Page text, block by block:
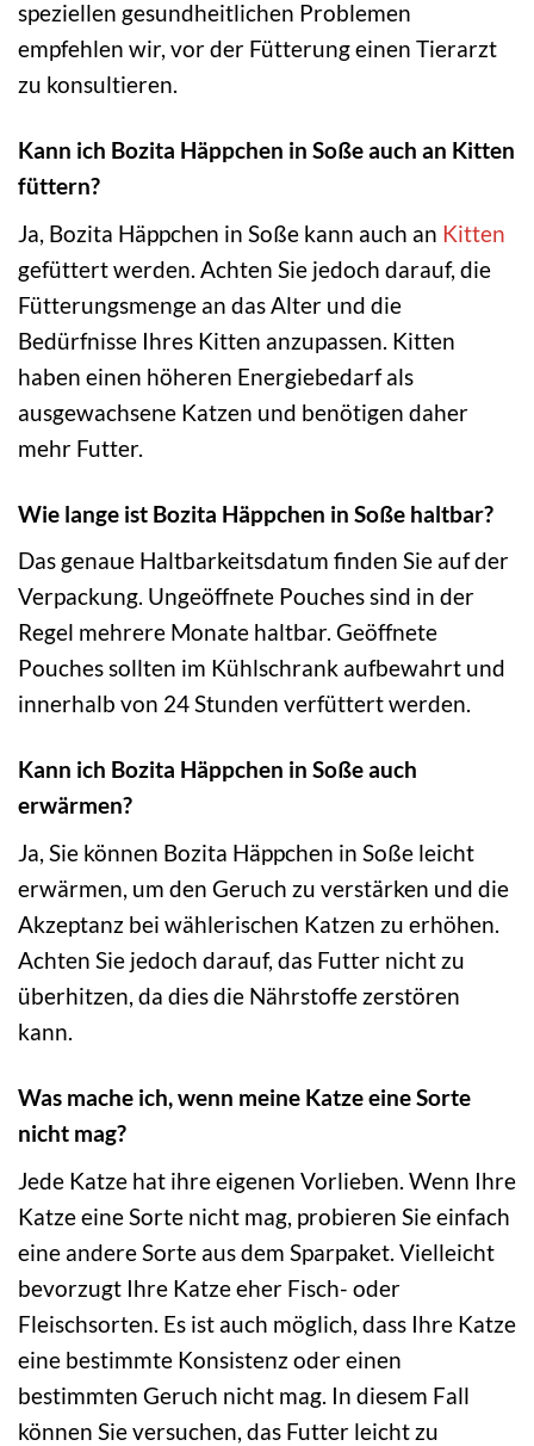
speziellen gesundheitlichen Problemen
empfehlen wir, vor der Fütterung einen Tierarzt
zu konsultieren.
Kann ich Bozita Häppchen in Soße auch an Kitten
füttern?
Ja, Bozita Häppchen in Soße kann auch an Kitten
gefüttert werden. Achten Sie jedoch darauf, die
Fütterungsmenge an das Alter und die
Bedürfnisse Ihres Kitten anzupassen. Kitten
haben einen höheren Energiebedarf als
ausgewachsene Katzen und benötigen daher
mehr Futter.
Wie lange ist Bozita Häppchen in Soße haltbar?
Das genaue Haltbarkeitsdatum finden Sie auf der
Verpackung. Ungeöffnete Pouches sind in der
Regel mehrere Monate haltbar. Geöffnete
Pouches sollten im Kühlschrank aufbewahrt und
innerhalb von 24 Stunden verfüttert werden.
Kann ich Bozita Häppchen in Soße auch
erwärmen?
Ja, Sie können Bozita Häppchen in Soße leicht
erwärmen, um den Geruch zu verstärken und die
Akzeptanz bei wählerischen Katzen zu erhöhen.
Achten Sie jedoch darauf, das Futter nicht zu
überhitzen, da dies die Nährstoffe zerstören
kann.
Was mache ich, wenn meine Katze eine Sorte
nicht mag?
Jede Katze hat ihre eigenen Vorlieben. Wenn Ihre
Katze eine Sorte nicht mag, probieren Sie einfach
eine andere Sorte aus dem Sparpaket. Vielleicht
bevorzugt Ihre Katze eher Fisch- oder
Fleischsorten. Es ist auch möglich, dass Ihre Katze
eine bestimmte Konsistenz oder einen
bestimmten Geruch nicht mag. In diesem Fall
können Sie versuchen, das Futter leicht zu